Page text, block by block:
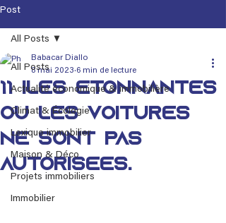
Post
All Posts
Actualité économique & immobilière
Climat & Écologie
Lexique immobilier
Maison & Déco
Projets immobiliers
Immobilier
All Posts
11 îles étonnantes
où les voitures
ne sont pas
autorisées.
Babacar Diallo
8 mai 2023 6 min de lecture